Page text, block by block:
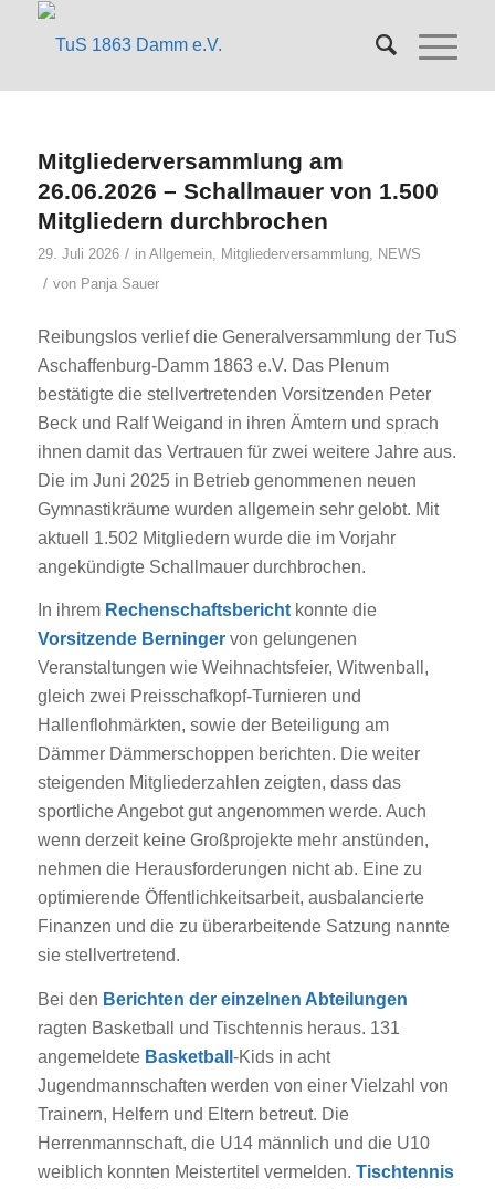
Mitgliederversammlung am
26.06.2026 – Schallmauer von 1.500
Mitgliedern durchbrochen
29. Juli 2026 / in Allgemein, Mitgliederversammlung, NEWS
/ von Panja Sauer
Reibungslos verlief die Generalversammlung der TuS
Aschaffenburg-Damm 1863 e.V. Das Plenum
bestätigte die stellvertretenden Vorsitzenden Peter
Beck und Ralf Weigand in ihren Ämtern und sprach
ihnen damit das Vertrauen für zwei weitere Jahre aus.
Die im Juni 2025 in Betrieb genommenen neuen
Gymnastikräume wurden allgemein sehr gelobt. Mit
aktuell 1.502 Mitgliedern wurde die im Vorjahr
angekündigte Schallmauer durchbrochen.
In ihrem Rechenschaftsberichtkonnte die
Vorsitzende Berningervon gelungenen
Veranstaltungen wie Weihnachtsfeier, Witwenball,
gleich zwei Preisschafkopf-Turnieren und
Hallenflohmärkten, sowie der Beteiligung am
Dämmer Dämmerschoppen berichten. Die weiter
steigenden Mitgliederzahlen zeigten, dass das
sportliche Angebot gut angenommen werde. Auch
wenn derzeit keine Großprojekte mehr anstünden,
nehmen die Herausforderungen nicht ab. Eine zu
optimierende Öffentlichkeitsarbeit, ausbalancierte
Finanzen und die zu überarbeitende Satzung nannte
sie stellvertretend.
Bei den Berichten der einzelnen Abteilungen
ragten Basketball und Tischtennis heraus. 131
angemeldete Basketball -Kids in acht
Jugendmannschaften werden von einer Vielzahl von
Trainern, Helfern und Eltern betreut. Die
Herrenmannschaft, die U14 männlich und die U10
weiblich konnten Meistertitel vermelden. Tischtennis